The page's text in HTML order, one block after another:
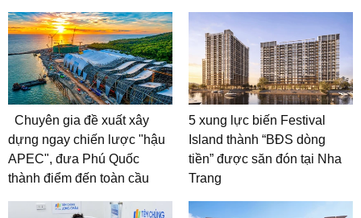
Chuyên gia đề xuất xây
dựng ngay chiến lược "hậu
APEC", đưa Phú Quốc
thành điểm đến toàn cầu
5 xung lực biến Festival
Island thành “BĐS dòng
tiền” được săn đón tại Nha
Trang